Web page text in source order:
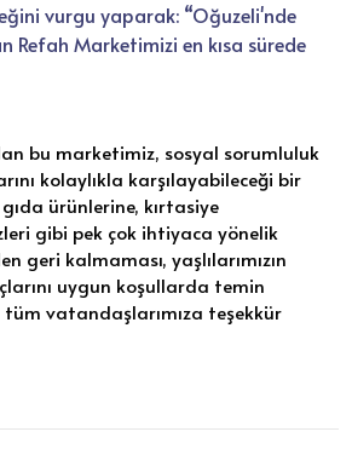
vurgu yaparak: “Oğuzeli'nde
Marketimizi en kısa sürede
bu marketimiz, sosyal sorumluluk
kolaylıkla karşılayabileceği bir
ürünlerine, kırtasiye
gibi pek çok ihtiyaca yönelik
geri kalmaması, yaşlılarımızın
uygun koşullarda temin
tüm vatandaşlarımıza teşekkür